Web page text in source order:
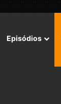
Episódios